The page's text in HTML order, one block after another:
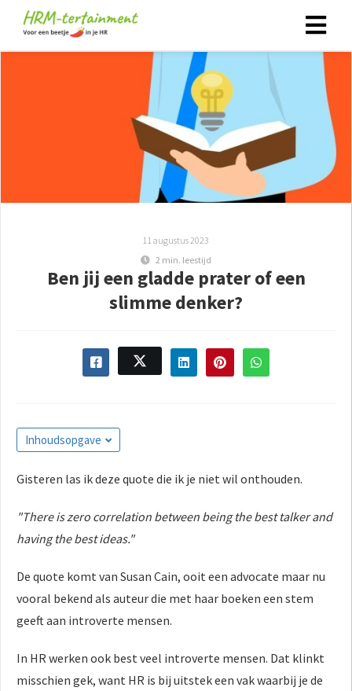
11 augustus 2023
2 min. leestijd
Ben jij een gladde prater of een
slimme denker?
Inhoudsopgave
Gisteren las ik deze quote die ik je niet wil onthouden.
"There is zero correlation between being the best talker and
having the best ideas."
De quote komt van Susan Cain, ooit een advocate maar nu
vooral bekend als auteur die met haar boeken een stem
geeft aan introverte mensen.
In HR werken ook best veel introverte mensen. Dat klinkt
misschien gek, want HR is bij uitstek een vak waarbij je de